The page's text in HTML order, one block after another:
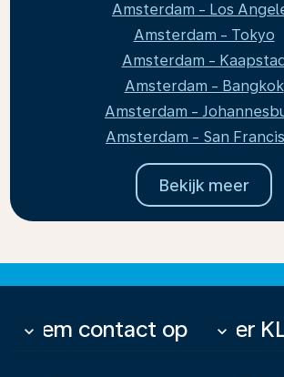
Amsterdam - Los
Amsterdam - Tokyo
Amsterdam -
Amsterdam - Bangkok
Amsterdam -
Amsterdam - San
Bekijk meer
Neem contact op
keyboard_arrow_down Over
keyboard_arrow_down